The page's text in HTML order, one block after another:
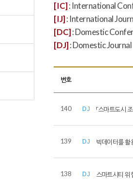
[IC]: International
[IJ]: International
[DC]: Domestic
[DJ]: Domestic Journal
번호
140 DJ 「스마트도시
139 DJ 빅데이터를 활
138 DJ 스마트시티 위